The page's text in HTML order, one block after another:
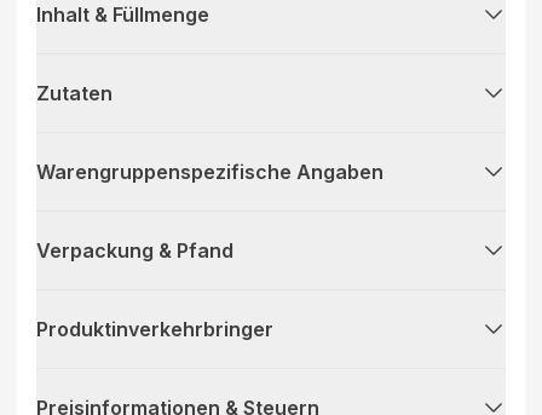
Inhalt & Füllmenge
Zutaten
Warengruppenspezifische Angaben
Verpackung & Pfand
Produktinverkehrbringer
Preisinformationen & Steuern